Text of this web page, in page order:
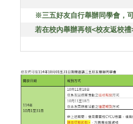
※三五好友自行舉辦同學會，
若在校內舉辦再領<校友返校禮